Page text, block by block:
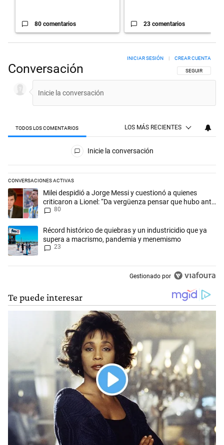
80 comentarios 23 comentarios
Conversación SIGA ESTA
SEGUIR
INICIAR SESIÓN CREAR CUENTA
TODOS LOS COMENTARIOS LOS MÁS RECIENTES
Todos los comentarios
Inicie la conversación
CONVERSACIONES ACTIVAS
Este listado muestra los artículos con más comentarios en los
Un artículo de tendencia con el título "Milei despidió a Jorge Messi y
Milei despidió a Jorge Messi y cuestionó a quienes
criticaron a Lionel: “Da vergüenza pensar que hubo anti-
Messi”
80
Un artículo de tendencia con el título "Récord histórico de quiebras y
Récord histórico de quiebras y un industricidio que ya
supera a macrismo, pandemia y menemismo
23
Gestionado por